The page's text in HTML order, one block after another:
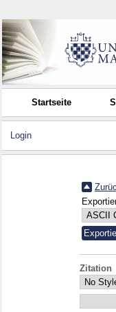
Startseite
Login
Zitation